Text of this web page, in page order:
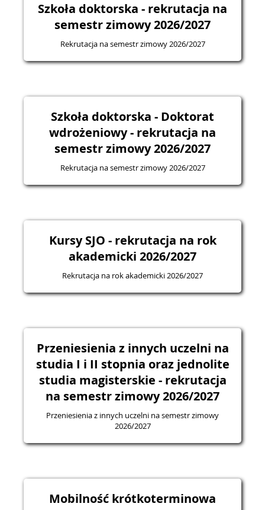
Szkoła doktorska - rekrutacja na
semestr zimowy 2026/2027
Rekrutacja na semestr zimowy 2026/2027
Szkoła doktorska - Doktorat
wdrożeniowy - rekrutacja na
semestr zimowy 2026/2027
Rekrutacja na semestr zimowy 2026/2027
Kursy SJO - rekrutacja na rok
akademicki 2026/2027
Rekrutacja na rok akademicki 2026/2027
Przeniesienia z innych uczelni na
studia I i II stopnia oraz jednolite
studia magisterskie - rekrutacja
na semestr zimowy 2026/2027
Przeniesienia z innych uczelni na semestr zimowy
2026/2027
Mobilność krótkoterminowa